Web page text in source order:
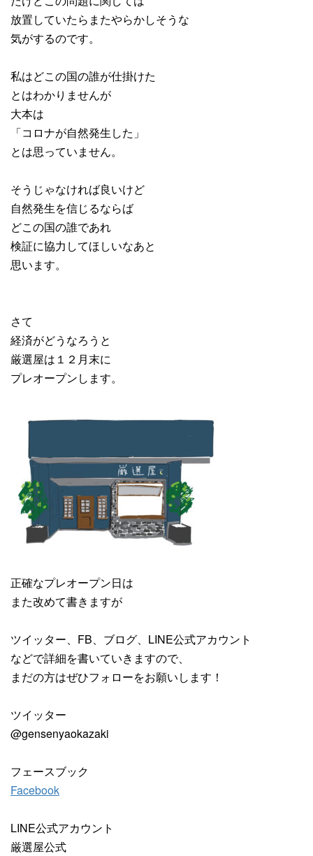
放置していたらまたやらかしそうな
気がするのです。
私はどこの国の誰が仕掛けた
とはわかりませんが
大本は
「コロナが自然発生した」
とは思っていません。
そうじゃなければ良いけど
自然発生を信じるならば
どこの国の誰であれ
検証に協力してほしいなあと
思います。
さて
経済がどうなろうと
厳選屋は１２月末に
プレオープンします。
正確なプレオープン日は
また改めて書きますが
ツイッター、FB、ブログ、LINE公式アカウント
などで詳細を書いていきますので、
まだの方はぜひフォローをお願いします！
ツイッター
@gensenyaokazaki
フェースブック
Facebook
LINE公式アカウント
厳選屋公式